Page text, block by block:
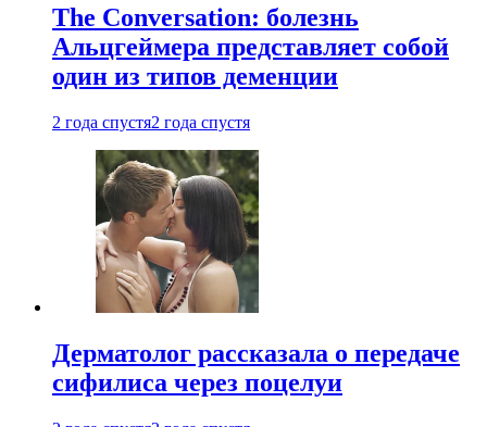
The Conversation: болезнь
Альцгеймера представляет собой
один из типов деменции
2 года спустя2 года спустя
Дерматолог рассказала о передаче
сифилиса через поцелуи